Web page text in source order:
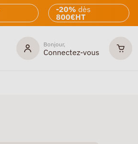
-20% dès
800€HT
Bonjour,
Connectez-vous